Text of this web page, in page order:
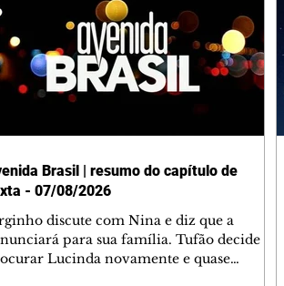
Brasil | resumo do capítulo de
- 07/08/2026
discute com Nina e diz que a
para sua família. Tufão decide
Lucinda novamente e quase